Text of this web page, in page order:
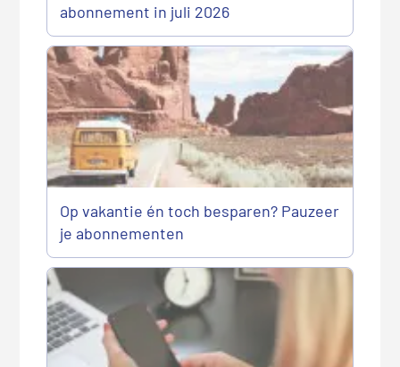
abonnement in juli 2026
Op vakantie én toch besparen? Pauzeer
je abonnementen